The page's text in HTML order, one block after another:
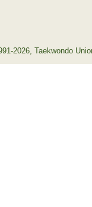
2026, Taekwondo